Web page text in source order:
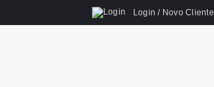
Login / Novo Cliente